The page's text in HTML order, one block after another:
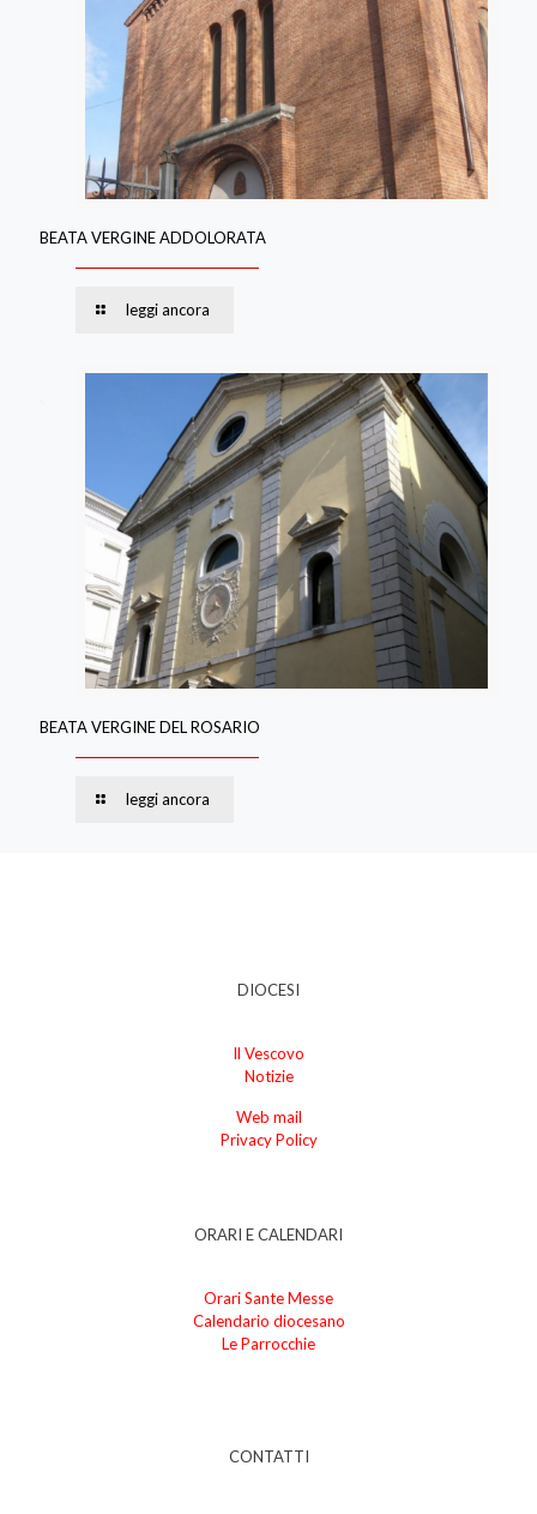
BEATA VERGINE ADDOLORATA
leggi ancora
BEATA VERGINE DEL ROSARIO
leggi ancora
DIOCESI
Il Vescovo
Notizie
Web mail
Privacy Policy
ORARI E CALENDARI
Orari Sante Messe
Calendario diocesano
Le Parrocchie
CONTATTI